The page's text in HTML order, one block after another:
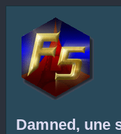
Damned,